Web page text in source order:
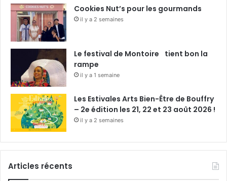
Cookies Nut’s pour les gourmands
il y a 2 semaines
Le festival de Montoire tient bon la
rampe
il y a 1 semaine
Les Estivales Arts Bien-Être de Bouffry
– 2e édition les 21, 22 et 23 août 2026 !
il y a 2 semaines
Articles récents